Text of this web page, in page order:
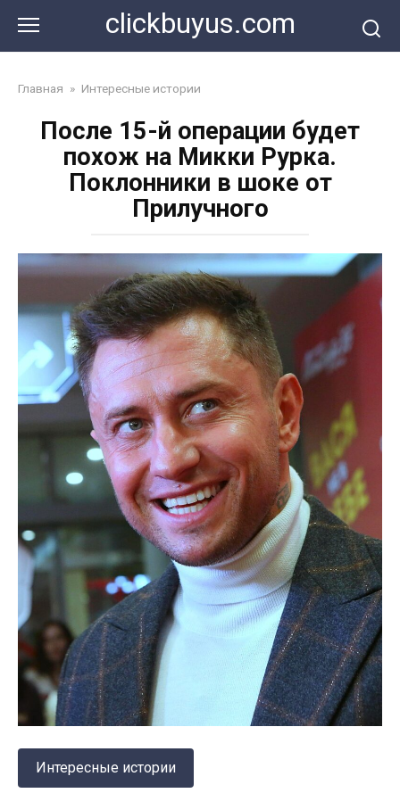
контенту
clickbuyus.com
Главная » Интересные истории
После 15-й операции будет
похож на Микки Рурка.
Поклонники в шоке от
Прилучного
Интересные истории